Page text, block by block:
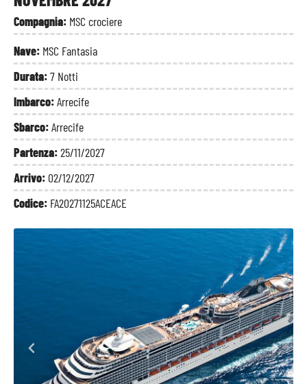
Compagnia: MSC crociere
Nave: MSC Fantasia
Durata:7 Notti
Imbarco:Arrecife
Sbarco:Arrecife
Partenza:25/11/2027
Arrivo: 02/12/2027
Codice: FA20271125ACEACE